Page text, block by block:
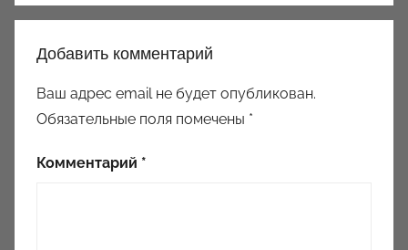
Добавить комментарий
Ваш адрес email не будет опубликован.
Обязательные поля помечены *
Комментарий *